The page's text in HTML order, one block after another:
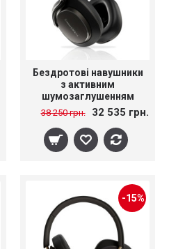
Бездротові навушники
з активним
шумозаглушенням
Bowers & Wilkins Px8 S2
38 250 грн. 32 535 грн.
-15%